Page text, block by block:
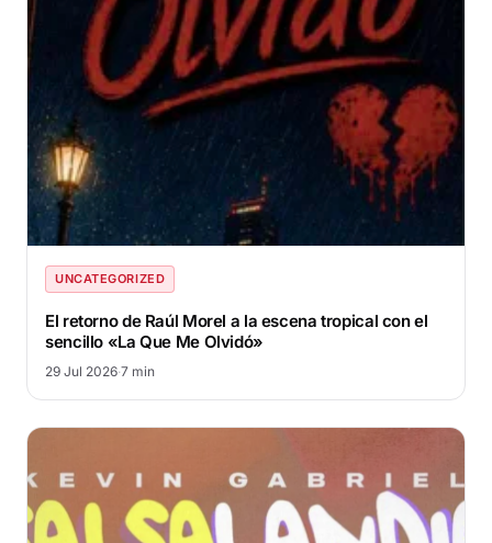
UNCATEGORIZED
El retorno de Raúl Morel a la escena tropical con el
sencillo «La Que Me Olvidó»
29 Jul 2026·7 min